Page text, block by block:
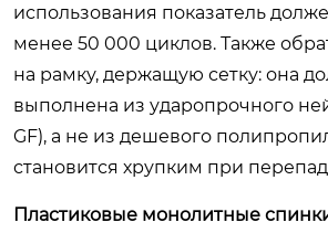
использования показатель
менее 50 000 циклов. Также
на рамку, держащую сетку: она
выполнена из ударопрочного
GF), а не из дешевого
становится хрупким при
Пластиковые монолитные